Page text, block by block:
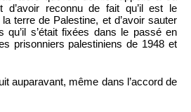
d’avoir reconnu de fait qu’il est le
terre de Palestine, et d’avoir sauter
qu’il s’était fixées dans le passé en
prisonniers palestiniens de 1948 et
auparavant, même dans l’accord de